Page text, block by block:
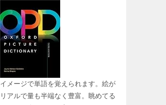
イメージで単語を覚えられます。絵が
リアルで量も半端なく豊富。眺めてる